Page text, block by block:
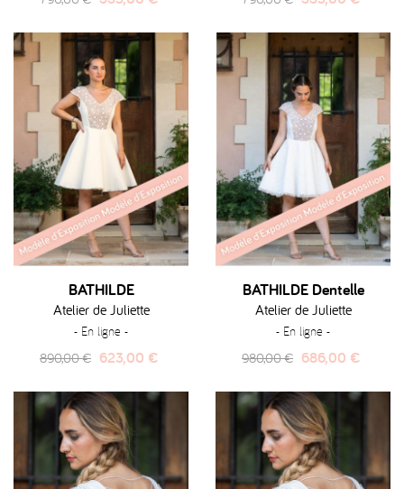
BATHILDE
Atelier de Juliette
- En ligne -
Prix
890,00 € Prix
623,00 €
BATHILDE Dentelle
Atelier de Juliette
- En ligne -
Prix
980,00 € Prix
686,00 €